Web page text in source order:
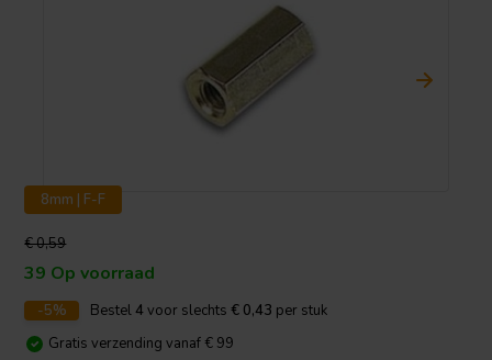
8mm | F-F
€ 0,59
39 Op voorraad
-5% Bestel4 voor slechts € 0,43 per stuk
Gratis verzending vanaf € 99